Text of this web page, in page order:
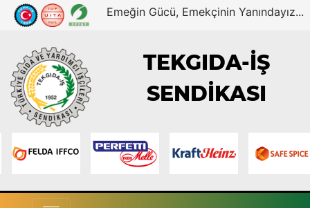
Emeğin Gücü, Emekçinin Yanındayız...
TEKGIDA-İŞ
SENDİKASI